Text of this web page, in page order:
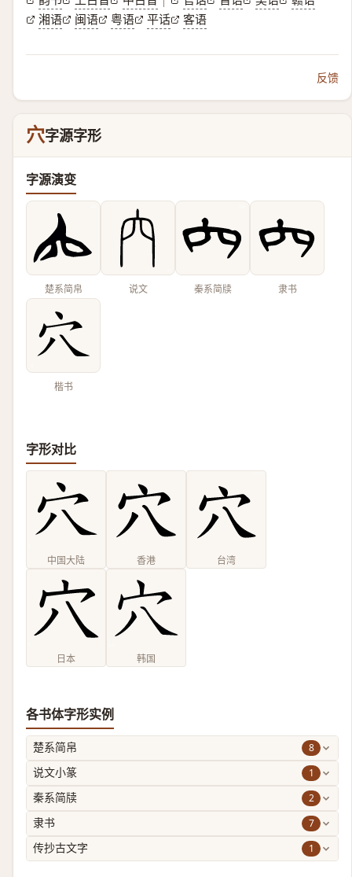
湘语
闽语 粤语 平话 客语
反馈
穴字源字形
字源演变
楚系简帛 说文 秦系简牍 隶书
楷书
字形对比
中国大陆 香港 台湾
日本 韩国
各书体字形实例
楚系简帛 8
说文小篆 1
秦系简牍 2
隶书 7
传抄古文字 1